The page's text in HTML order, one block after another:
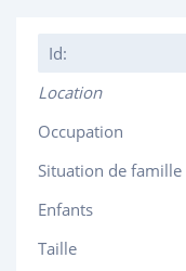
Id:
Location
Occupation
Situation de famille
Enfants
Taille